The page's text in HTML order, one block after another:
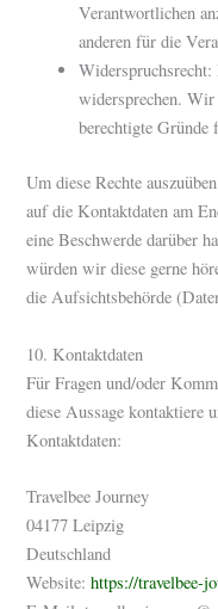
Verantwortlichen
anderen für die
widersprechen. Wir
berechtigte Gründe
Um diese Rechte
auf die Kontaktdaten am
eine Beschwerde darüber
würden wir diese gerne
die Aufsichtsbehörde
10. Kontaktdaten
Für Fragen und/oder
diese Aussage kontaktiere
Kontaktdaten:
Travelbee Journey
04177 Leipzig
Deutschland
Website:https://travelbee-